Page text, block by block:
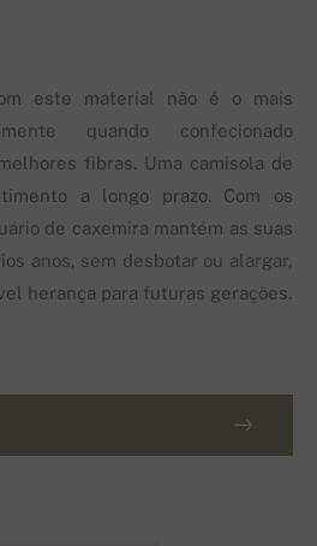
este material não é o mais
quando confecionado
fibras. Uma camisola de
a longo prazo. Com os
de caxemira mantém as suas
anos, sem desbotar ou alargar,
herança para futuras gerações.